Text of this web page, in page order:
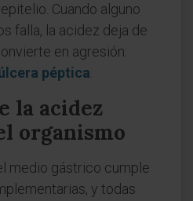
Cuando alguno
falla, la acidez deja de
en agresión:
péptica
la acidez
organismo
medio gástrico cumple
y todas